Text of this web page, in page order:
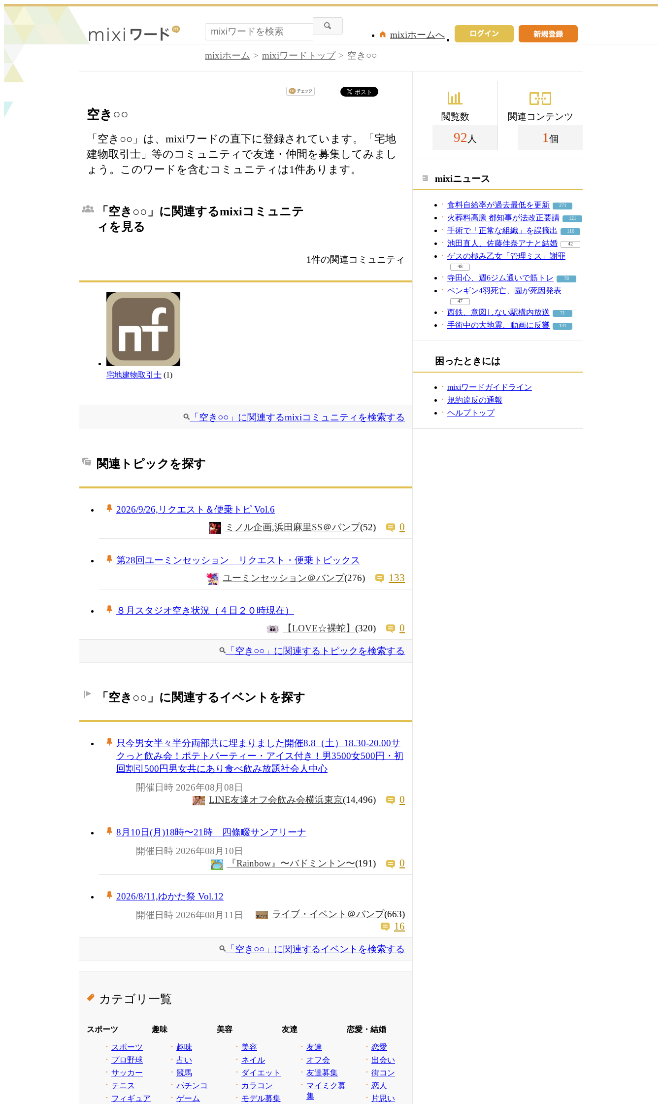
mixiホームへ
mixiホーム
mixiワードトップ 空き○○
空き○○
「空き○○」は、mixiワードの直下に登録されています。「宅地
建物取引士」等のコミュニティで友達・仲間を募集してみまし
ょう。このワードを含むコミュニティは1件あります。
「空き○○」に関連するmixiコミュニテ
ィを見る
1件の関連コミュニティ
宅地建物取引士 (1)
「空き○○」に関連するmixiコミュニティを検索する
関連トピックを探す
2026/9/26,リクエスト＆便乗トピ Vol.6
ミノル企画,浜田麻里SS＠バンプ(52) 0
第28回ユーミンセッション リクエスト・便乗トピックス
ユーミンセッション＠バンプ(276) 133
８月スタジオ空き状況（４日２０時現在）
【LOVE☆裸蛇】 (320) 0
「空き○○」に関連するトピックを検索する
「空き○○」に関連するイベントを探す
只今男女半々半分両部共に埋まりました開催8.8（土）18.30-20.00サ
クっと飲み会！ポテトパーティー・アイス付き！男3500女500円・初
回割引500円男女共にあり食べ飲み放題社会人中心
開催日時 2026年08月08日
LINE友達オフ会飲み会横浜東京(14,496) 0
8月10日(月)18時〜21時 四條畷サンアリーナ
開催日時 2026年08月10日
『Rainbow』〜バドミントン〜(191) 0
2026/8/11,ゆかた祭 Vol.12
開催日時 2026年08月11日
ライブ・イベント＠バンプ(663)
16
「空き○○」に関連するイベントを検索する
カテゴリ一覧
スポーツ
スポーツ
プロ野球
サッカー
テニス
フィギュア
趣味
趣味
占い
競馬
パチンコ
ゲーム
美容
美容
ネイル
ダイエット
カラコン
モデル募集
友達
友達
オフ会
友達募集
マイミク募
集
恋愛・結婚
恋愛
出会い
街コン
恋人
片思い
閲覧数
92 人
関連コンテンツ
1 個
mixiニュース
食料自給率が過去最低を更新 271
火葬料高騰 都知事が法改正要請 121
手術で「正常な組織」を誤摘出 116
池田直人、佐藤佳奈アナと結婚 42
ゲスの極み乙女「管理ミス」謝罪
48
寺田心、週6ジム通いで筋トレ 78
ペンギン4羽死亡、園が死因発表
47
西鉄、意図しない駅構内放送 71
手術中の大地震、動画に反響 131
困ったときには
mixiワードガイドライン
規約違反の通報
ヘルプトップ